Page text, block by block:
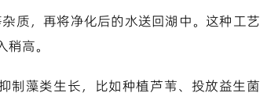
质，再将净化后的水送回湖中。这种工艺
高。
制藻类生长，比如种植芦苇、投放益生菌